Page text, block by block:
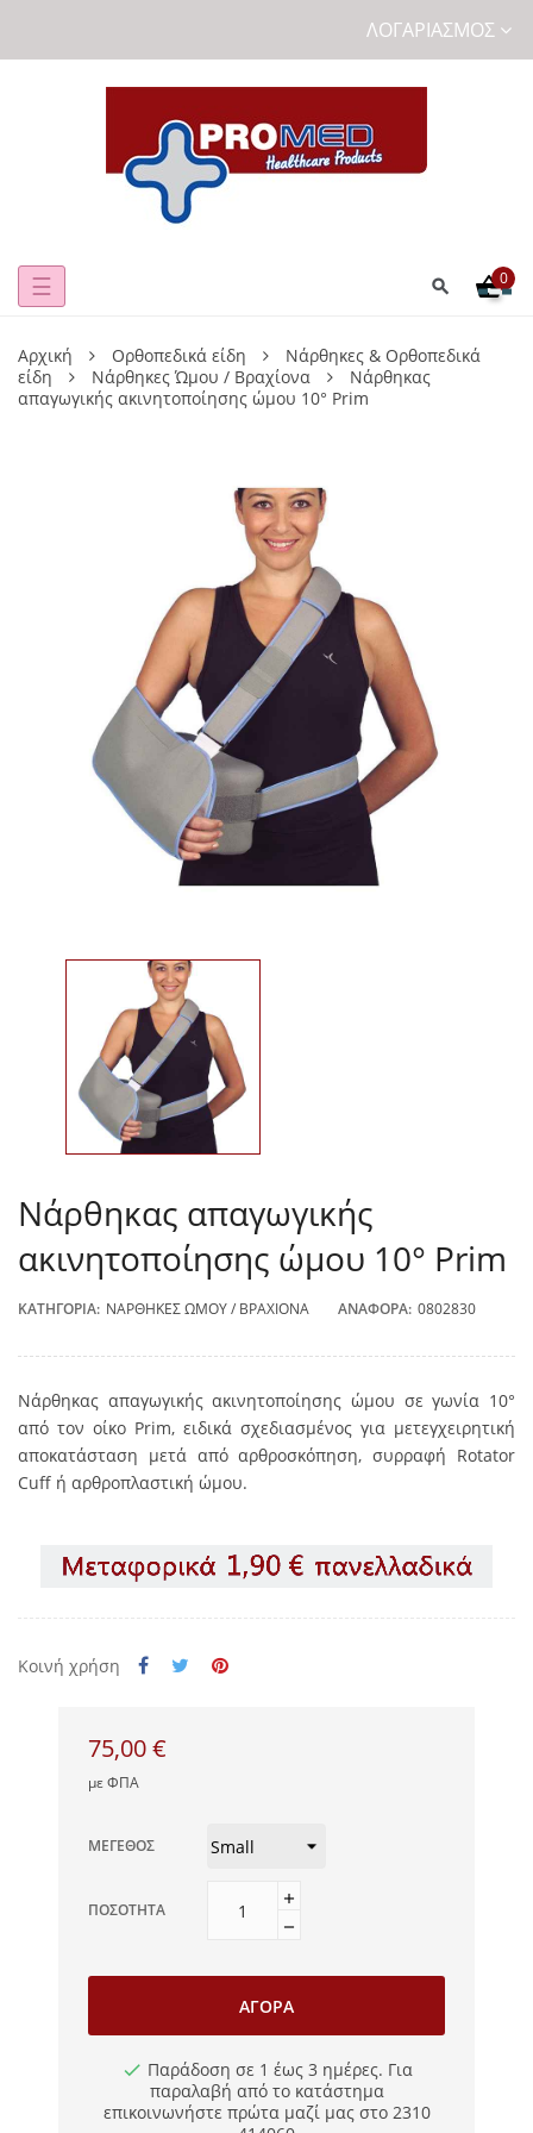
ΛΟΓΑΡΙΑΣΜΌΣ
Toggle
☰ 0
Αρχική Ορθοπεδικά είδη
Νάρθηκες & Ορθοπεδικά
είδη
Νάρθηκες Ώμου / Βραχίονα
Νάρθηκας
απαγωγικής ακινητοποίησης ώμου 10° Prim
Νάρθηκας απαγωγικής
ακινητοποίησης ώμου 10° Prim
ΚΑΤΗΓΟΡΊΑ: ΝΆΡΘΗΚΕΣ ΏΜΟΥ / ΒΡΑΧΊΟΝΑ ΑΝΑΦΟΡΆ: 0802830
Νάρθηκας απαγωγικής ακινητοποίησης ώμου σε γωνία 10°
από τον οίκο Prim, ειδικά σχεδιασμένος για μετεγχειρητική
αποκατάσταση μετά από αρθροσκόπηση, συρραφή Rotator
Cuff ή αρθροπλαστική ώμου.
Κοινή χρήση
75,00 €
με ΦΠΑ
ΜΈΓΕΘΟΣ
ΠΟΣΌΤΗΤΑ
ΑΓΟΡΆ
Παράδοση σε 1 έως 3 ημέρες. Για
παραλαβή από το κατάστημα
επικοινωνήστε πρώτα μαζί μας στο 2310